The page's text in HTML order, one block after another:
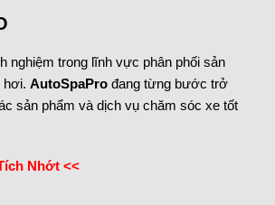
nghiệm trong lĩnh vực phân phối sản
hơi. AutoSpaPro đang từng bước trở
sản phẩm và dịch vụ chăm sóc xe tốt
Nhớt <<